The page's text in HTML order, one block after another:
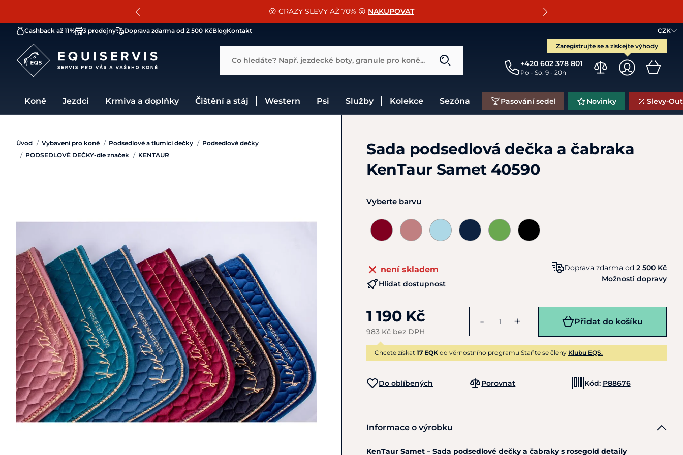
SLEVA 13% na vše od Cassini! CHCI SLEVU
😮 CRAZY SLEVY AŽ 70% 😮 NAKUPOVAT
📐Pasování a doplňky k vybraným sedlům ZDARMA 🐴
CZK
Zaregistrujte se a získejte výhody
+420 602 378 801
Po - So: 9 - 20h
Cashback až 11% 3 prodejny Doprava zdarma od 2 500 KčBlogKontakt
Co hledáte? Např. jezdecké boty, granule pro koně...
Koně Jezdci Krmiva a doplňky Čištění a stáj Western Psi Služby Kolekce Sezóna Pasování sedel Novinky Slevy-
Úvod / Vybavení pro koně / Podsedlové a tlumící dečky / Podsedlové dečky
/ PODSEDLOVÉ DEČKY-dle značek / KENTAUR
Sada podsedlová dečka a čabraka
KenTaur Samet 40590
Vyberte barvu
není skladem
Hlídat dostupnost
Doprava zdarma od 2 500 Kč
Možnosti dopravy
1 190 Kč
983 Kč bez DPH
- + Přidat do košíku
Chcete získat 17 EQK do věrnostního programu Staňte se členy Klubu EQS.
Do oblíbených Porovnat Kód: P88676
Informace o výrobku
KenTaur Samet – Sada podsedlové dečky a čabraky s rosegold detaily